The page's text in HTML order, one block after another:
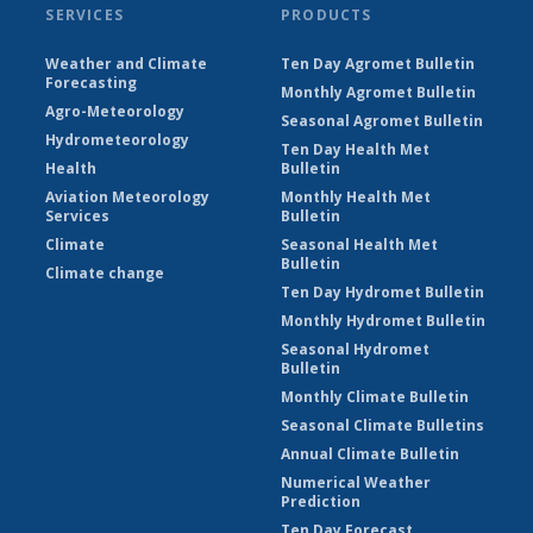
SERVICES
Weather and Climate
Forecasting
Agro-Meteorology
Hydrometeorology
Health
Aviation Meteorology
Services
Climate
Climate change
PRODUCTS
Ten Day Agromet Bulletin
Monthly Agromet Bulletin
Seasonal Agromet Bulletin
Ten Day Health Met
Bulletin
Monthly Health Met
Bulletin
Seasonal Health Met
Bulletin
Ten Day Hydromet Bulletin
Monthly Hydromet Bulletin
Seasonal Hydromet
Bulletin
Monthly Climate Bulletin
Seasonal Climate Bulletins
Annual Climate Bulletin
Numerical Weather
Prediction